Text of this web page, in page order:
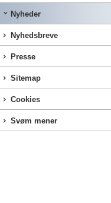
Nyheder
Nyhedsbreve
Presse
Sitemap
Cookies
Svøm mener